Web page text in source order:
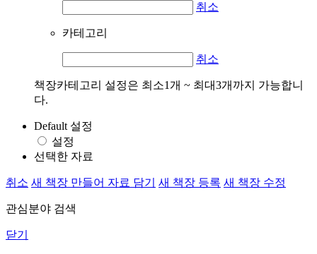
취소
카테고리
취소
책장카테고리 설정은 최소1개 ~ 최대3개까지 가능합니
다.
Default 설정
설정
선택한 자료
취소 새 책장 만들어 자료 담기 새 책장 등록 새 책장 수정
관심분야 검색
닫기